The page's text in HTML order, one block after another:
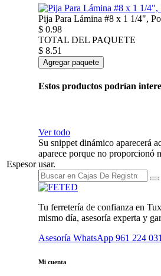
Espesor
Pija Para Lámina #8 x 1 1/4",
$ 0.98
TOTAL DEL PAQUETE
$ 8.51
Agregar paquete
Estos productos podrían
Ver todo
Su snippet dinámico aparecerá
aparece porque no proporcionó
usar.
Tu ferretería de confianza en
mismo día, asesoría experta y
Asesoría WhatsApp 961 224
Mi cuenta